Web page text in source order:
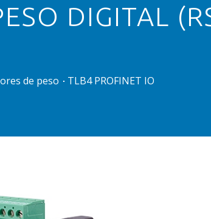
DIGITAL
de peso TLB4 PROFINET IO